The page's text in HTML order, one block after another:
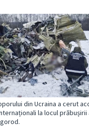
din Ucraina a cerut
la locul prăbușirii